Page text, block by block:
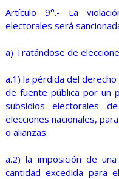
Artículo 9°.- La
electorales será
a) Tratándose de
a.1) la pérdida del
de fuente pública por un
subsidios electorales
elecciones nacionales,
o alianzas.
a.2) la imposición de
cantidad excedida para